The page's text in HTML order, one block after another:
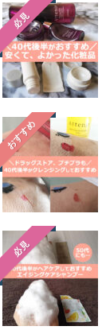
必見
おすすめ
必見